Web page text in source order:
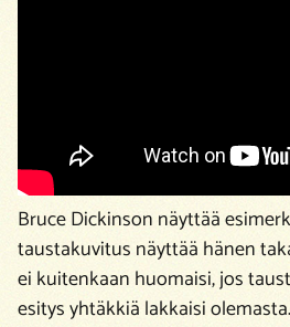
Bruce Dickinson näyttää
taustakuvitus näyttää hänen
ei kuitenkaan huomaisi, jos
esitys yhtäkkiä lakkaisi olemasta.